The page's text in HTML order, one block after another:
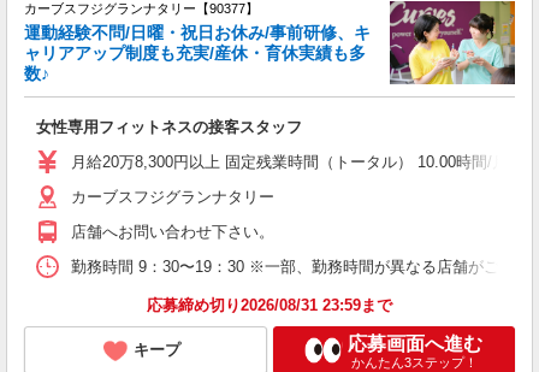
カーブスフジグランナタリー【90377】
運動経験不問/日曜・祝日お休み/事前研修、キ
ャリアアップ制度も充実/産休・育休実績も多
数♪
女性専用フィットネスの接客スタッフ
月給20万8,300円以上 固定残業時間（トータル） 10.00時間/月
カーブスフジグランナタリー
店舗へお問い合わせ下さい。
勤務時間 9：30〜19：30 ※一部、勤務時間が異なる店舗がござい
応募締め切り2026/08/31 23:59まで
キープ 応募画面へ進む
かんたん3ステップ！